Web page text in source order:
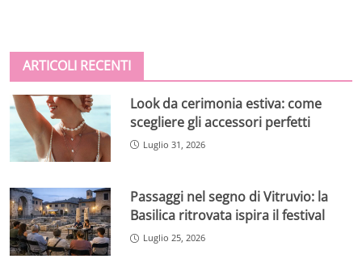
ARTICOLI RECENTI
Look da cerimonia estiva: come
scegliere gli accessori perfetti
Luglio 31, 2026
Passaggi nel segno di Vitruvio: la
Basilica ritrovata ispira il festival
Luglio 25, 2026